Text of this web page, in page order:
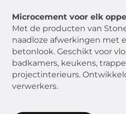
Microcement voor elk
Met de producten van
naadloze afwerkingen met
betonlook. Geschikt voor
badkamers, keukens,
projectinterieurs.
verwerkers.